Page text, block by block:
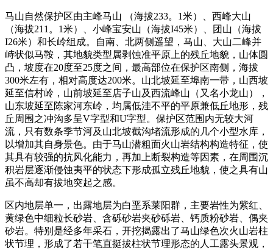
马山自然保护区由主峰马山 （海拔233。1米）、西峰大山
（海拔211。1米）、小峰宝安山（海拔I45米）、团山（海拔
I26米）和长岭组成。自南、北两侧遥望，马山、大山二峰并
峙状似马鞍，其地貌类型属剥蚀准平原上的残丘地貌，山体圆
凸，坡度在20度至25度之间，最高部位在保护区南侧，海拔
300米左有，相对高度达200米。山北坡延至埠南一带，山西坡
延至信村岭，山前坡延至店子山及西流峰山（又名小龙山），
山东坡延至陈家河东岭，均属低洼不平的平原兼低丘地形，残
丘周围之冲沟多呈V字型和U字型。保护区范围内无较大河
流，只有数条季节河及山北坡截沟堵流形成的几个小型水库，
以增加其自身景色。由于马山潜粗面火山岩结构构造特征，使
其具有较强的抗风化能力，再加上断裂构造等因素，在周围沉
积岩层逐渐侵蚀夷平的状态下形成孤立残丘地貌，使之具有山
虽不高却有拔地突起之感。
区内地层单一，出露地层为白垩系莱阳群，主要岩性为紫红、
黄绿色中细粒长砂岩、含砾砂岩夹砂砾岩、钙质粉砂岩、偶夹
砂岩。特别是经多年采石，开挖揭露出了马山绿色次火山岩柱
状节理，形成了若干笔直挺拔柱状节理形态的人工露头景观，